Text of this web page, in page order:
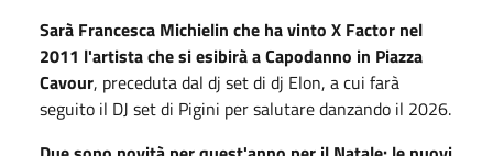
Sarà Francesca Michielin che ha vinto X Factor nel
2011 l'artista che si esibirà a Capodanno in Piazza
Cavour, preceduta dal dj set di dj Elon, a cui farà
seguito il DJ set di Pigini per salutare danzando il 2026.